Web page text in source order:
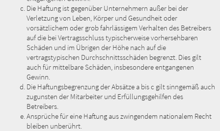
Die Haftung ist gegenüber Unternehmern außer bei der
Verletzung von Leben, Körper und Gesundheit oder
vorsätzlichem oder grob fahrlässigem Verhalten des Betreibers
auf die bei Vertragsschluss typischerweise vorhersehbaren
Schäden und im Übrigen der Höhe nach auf die
vertragstypischen Durchschnittsschäden begrenzt. Dies gilt
auch für mittelbare Schäden, insbesondere entgangenen
Gewinn.
Die Haftungsbegrenzung der Absätze a bis c gilt sinngemäß auch
zugunsten der Mitarbeiter und Erfüllungsgehilfen des
Betreibers.
Ansprüche für eine Haftung aus zwingendem nationalem Recht
bleiben unberührt.